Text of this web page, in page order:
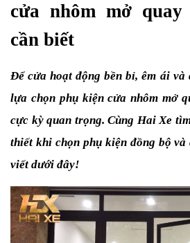
cửa nhôm mở
cần biết
Để cửa hoạt động bền bỉ, êm ái và
lựa chọn phụ kiện cửa nhôm mở
cực kỳ quan trọng. Cùng Hai Xe
thiết khi chọn phụ kiện đồng bộ
viết dưới đây!